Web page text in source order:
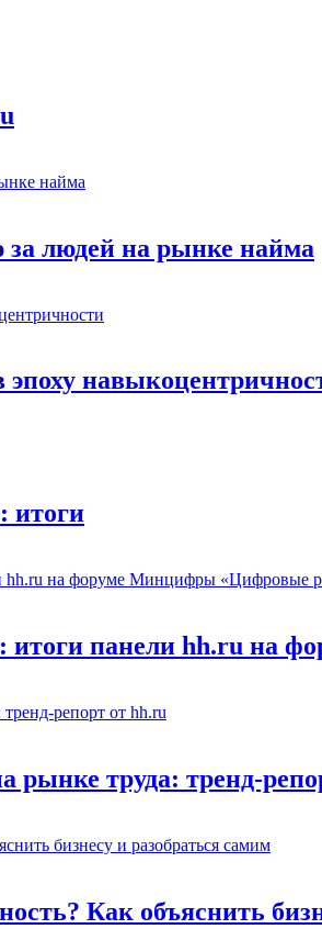
людей на рынке найма
итоги
итоги панели hh.ru на
рынке труда: тренд-
Как объяснить